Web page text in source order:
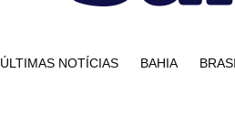
ÚLTIMAS NOTÍCIAS BAHIA